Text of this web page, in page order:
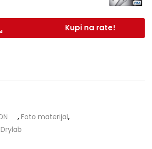
Kupi na rate!
, Foto materijal,
Drylab